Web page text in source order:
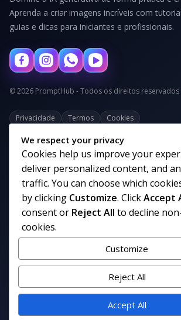
Aprenda a criar imagens incríveis com
guias e dicas para iniciantes e profissionais.
© 2026 PromptHub - Todos os direitos reservados
Privacidade Termos Cookies
Categorias
Links uteis
We respect your privacy
Cookies help us improve your
deliver personalized content, and
traffic. You can choose which
by clicking Customize. ClickAccept
consent or Reject All to decline
cookies.
Customize
Reject All
Accept All